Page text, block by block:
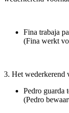
Fina trabaja
(Fina werkt
3. Het wederkerend
Pedro guarda
(Pedro